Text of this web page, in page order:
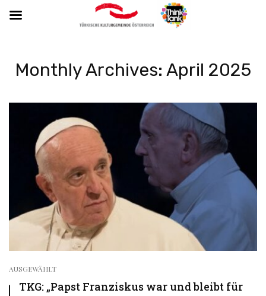
Monthly Archives: April 2025
AUSGEWÄHLT
TKG: „Papst Franziskus war und bleibt für